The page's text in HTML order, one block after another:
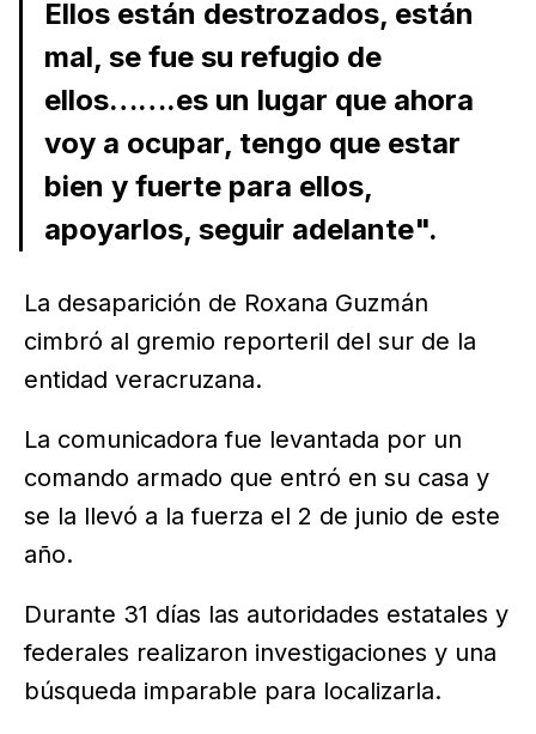
Ellos están destrozados, están
mal, se fue su refugio de
ellos…….es un lugar que ahora
voy a ocupar, tengo que estar
bien y fuerte para ellos,
apoyarlos, seguir adelante".
La desaparición de Roxana Guzmán
cimbró al gremio reporteril del sur de la
entidad veracruzana.
La comunicadora fue levantada por un
comando armado que entró en su casa y
se la llevó a la fuerza el 2 de junio de este
año.
Durante 31 días las autoridades estatales y
federales realizaron investigaciones y una
búsqueda imparable para localizarla.